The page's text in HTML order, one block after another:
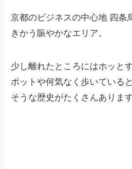
京都のビジネスの中心地 四条
きかう賑やかなエリア。
少し離れたところにはホッと
ポットや何気なく歩いている
そうな歴史がたくさんあります